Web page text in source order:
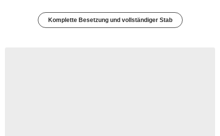
Komplette Besetzung und vollständiger Stab